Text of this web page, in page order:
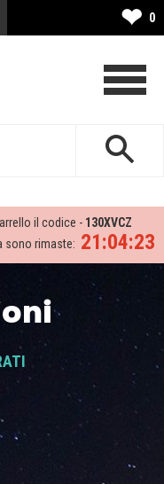
❤ 0
il codice - 130XVCZ
21:04:23
sono rimaste: